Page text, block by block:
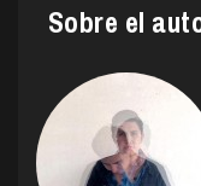
Sobre el